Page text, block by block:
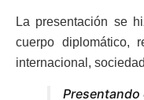
La presentación se
cuerpo diplomático,
internacional,
Presentando